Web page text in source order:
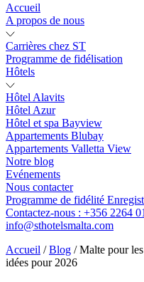
Accueil
A propos de nous
Carrières chez ST
Programme de fidélisation
Hôtels
Hôtel Alavits
Hôtel Azur
Hôtel et spa Bayview
Appartements Blubay
Appartements Valletta View
Notre blog
Evénements
Nous contacter
Programme de fidélité
Contactez-nous : +356 2264
info@sthotelsmalta.com
Accueil /Blog /Malte pour
idées pour 2026